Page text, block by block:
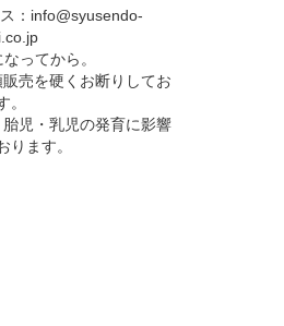
： info@syusendo-
ってから。
売を硬くお断りしてお
。
児・乳児の発育に影響
ります。